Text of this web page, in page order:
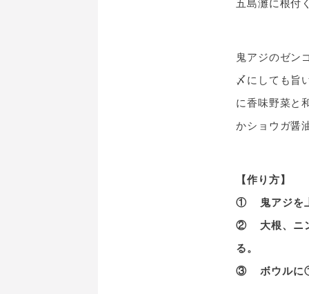
五島灘に根付
鬼アジのゼン
〆にしても旨
に香味野菜と
かショウガ醤
【作り方】
① 鬼アジを上
② 大根、ニン
る。
③ ボウルに①②